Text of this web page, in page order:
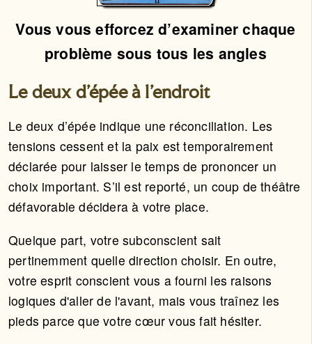
Vous vous efforcez d’examiner chaque
problème sous tous les angles
Le deux d'épée à l'endroit
Le deux d’épée indique une réconciliation. Les
tensions cessent et la paix est temporairement
déclarée pour laisser le temps de prononcer un
choix important. S’il est reporté, un coup de théâtre
défavorable décidera à votre place.
Quelque part, votre subconscient sait
pertinemment quelle direction choisir. En outre,
votre esprit conscient vous a fourni les raisons
logiques d'aller de l'avant, mais vous traînez les
pieds parce que votre cœur vous fait hésiter.